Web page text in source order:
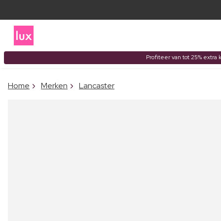
Profiteer van tot 25% extra
Home Merken Lancaster